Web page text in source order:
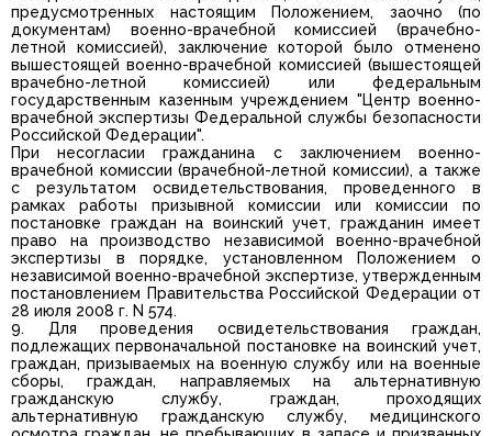
предусмотренных настоящим Положением, заочно (по
документам) военно-врачебной комиссией (врачебно-
летной комиссией), заключение которой было отменено
вышестоящей военно-врачебной комиссией (вышестоящей
врачебно-летной комиссией) или федеральным
государственным казенным учреждением "Центр военно-
врачебной экспертизы Федеральной службы безопасности
Российской Федерации".
При несогласии гражданина с заключением военно-
врачебной комиссии (врачебной-летной комиссии), а также
с результатом освидетельствования, проведенного в
рамках работы призывной комиссии или комиссии по
постановке граждан на воинский учет, гражданин имеет
право на производство независимой военно-врачебной
экспертизы в порядке, установленном Положением о
независимой военно-врачебной экспертизе, утвержденным
постановлением Правительства Российской Федерации от
28 июля 2008 г. N 574.
9. Для проведения освидетельствования граждан,
подлежащих первоначальной постановке на воинский учет,
граждан, призываемых на военную службу или на военные
сборы, граждан, направляемых на альтернативную
гражданскую службу, граждан, проходящих
альтернативную гражданскую службу, медицинского